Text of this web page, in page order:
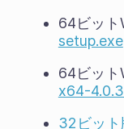
64ビッ
setup.exe
64ビット
x64-
32ビット